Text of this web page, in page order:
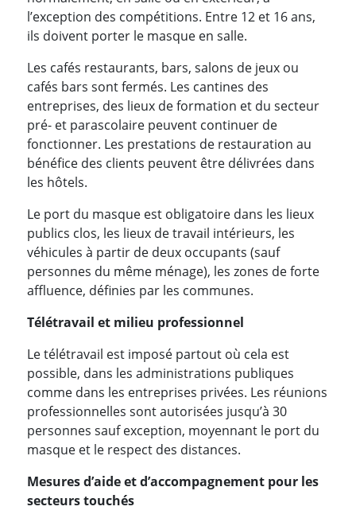
l’exception des compétitions. Entre 12 et 16 ans,
ils doivent porter le masque en salle.
Les cafés restaurants, bars, salons de jeux ou
cafés bars sont fermés. Les cantines des
entreprises, des lieux de formation et du secteur
pré- et parascolaire peuvent continuer de
fonctionner. Les prestations de restauration au
bénéfice des clients peuvent être délivrées dans
les hôtels.
Le port du masque est obligatoire dans les lieux
publics clos, les lieux de travail intérieurs, les
véhicules à partir de deux occupants (sauf
personnes du même ménage), les zones de forte
affluence, définies par les communes.
Télétravail et milieu professionnel
Le télétravail est imposé partout où cela est
possible, dans les administrations publiques
comme dans les entreprises privées. Les réunions
professionnelles sont autorisées jusqu’à 30
personnes sauf exception, moyennant le port du
masque et le respect des distances.
Mesures d’aide et d’accompagnement pour les
secteurs touchés